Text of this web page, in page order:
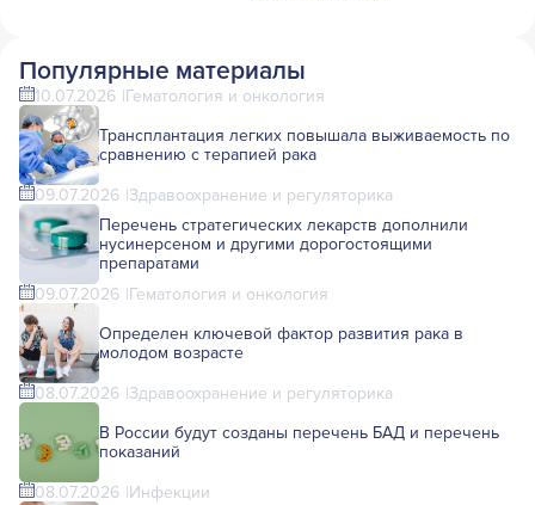
Популярные материалы
10.07.2026 Гематология и онкология
Трансплантация легких повышала выживаемость по
сравнению с терапией рака
09.07.2026 Здравоохранение и регуляторика
Перечень стратегических лекарств дополнили
нусинерсеном и другими дорогостоящими
препаратами
09.07.2026 Гематология и онкология
Определен ключевой фактор развития рака в
молодом возрасте
08.07.2026 Здравоохранение и регуляторика
В России будут созданы перечень БАД и перечень
показаний
08.07.2026 Инфекции